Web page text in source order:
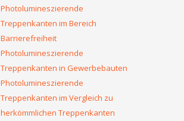
Photolumineszierende
Treppenkanten im Bereich
Barrierefreiheit
Photolumineszierende
Treppenkanten in Gewerbebauten
Photolumineszierende
Treppenkanten im Vergleich zu
herkömmlichen Treppenkanten